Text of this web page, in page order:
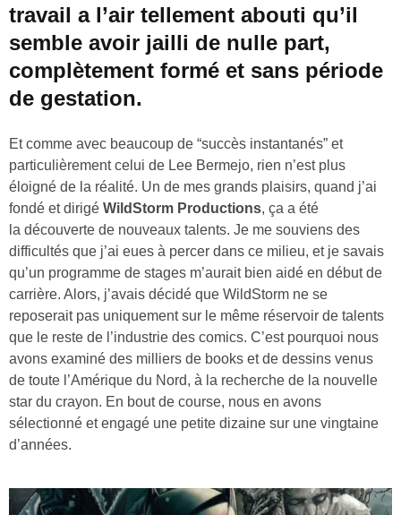
travail a l’air tellement abouti qu’il
semble avoir jailli de nulle part,
complètement formé et sans période
de gestation.
Et comme avec beaucoup de “succès instantanés” et
particulièrement celui de Lee Bermejo, rien n’est plus
éloigné de la réalité. Un de mes grands plaisirs, quand j’ai
fondé et dirigé WildStorm Productions, ça a été
la découverte de nouveaux talents. Je me souviens des
difficultés que j’ai eues à percer dans ce milieu, et je savais
qu’un programme de stages m’aurait bien aidé en début de
carrière. Alors, j’avais décidé que WildStorm ne se
reposerait pas uniquement sur le même réservoir de talents
que le reste de l’industrie des comics. C’est pourquoi nous
avons examiné des milliers de books et de dessins venus
de toute l’Amérique du Nord, à la recherche de la nouvelle
star du crayon. En bout de course, nous en avons
sélectionné et engagé une petite dizaine sur une vingtaine
d’années.